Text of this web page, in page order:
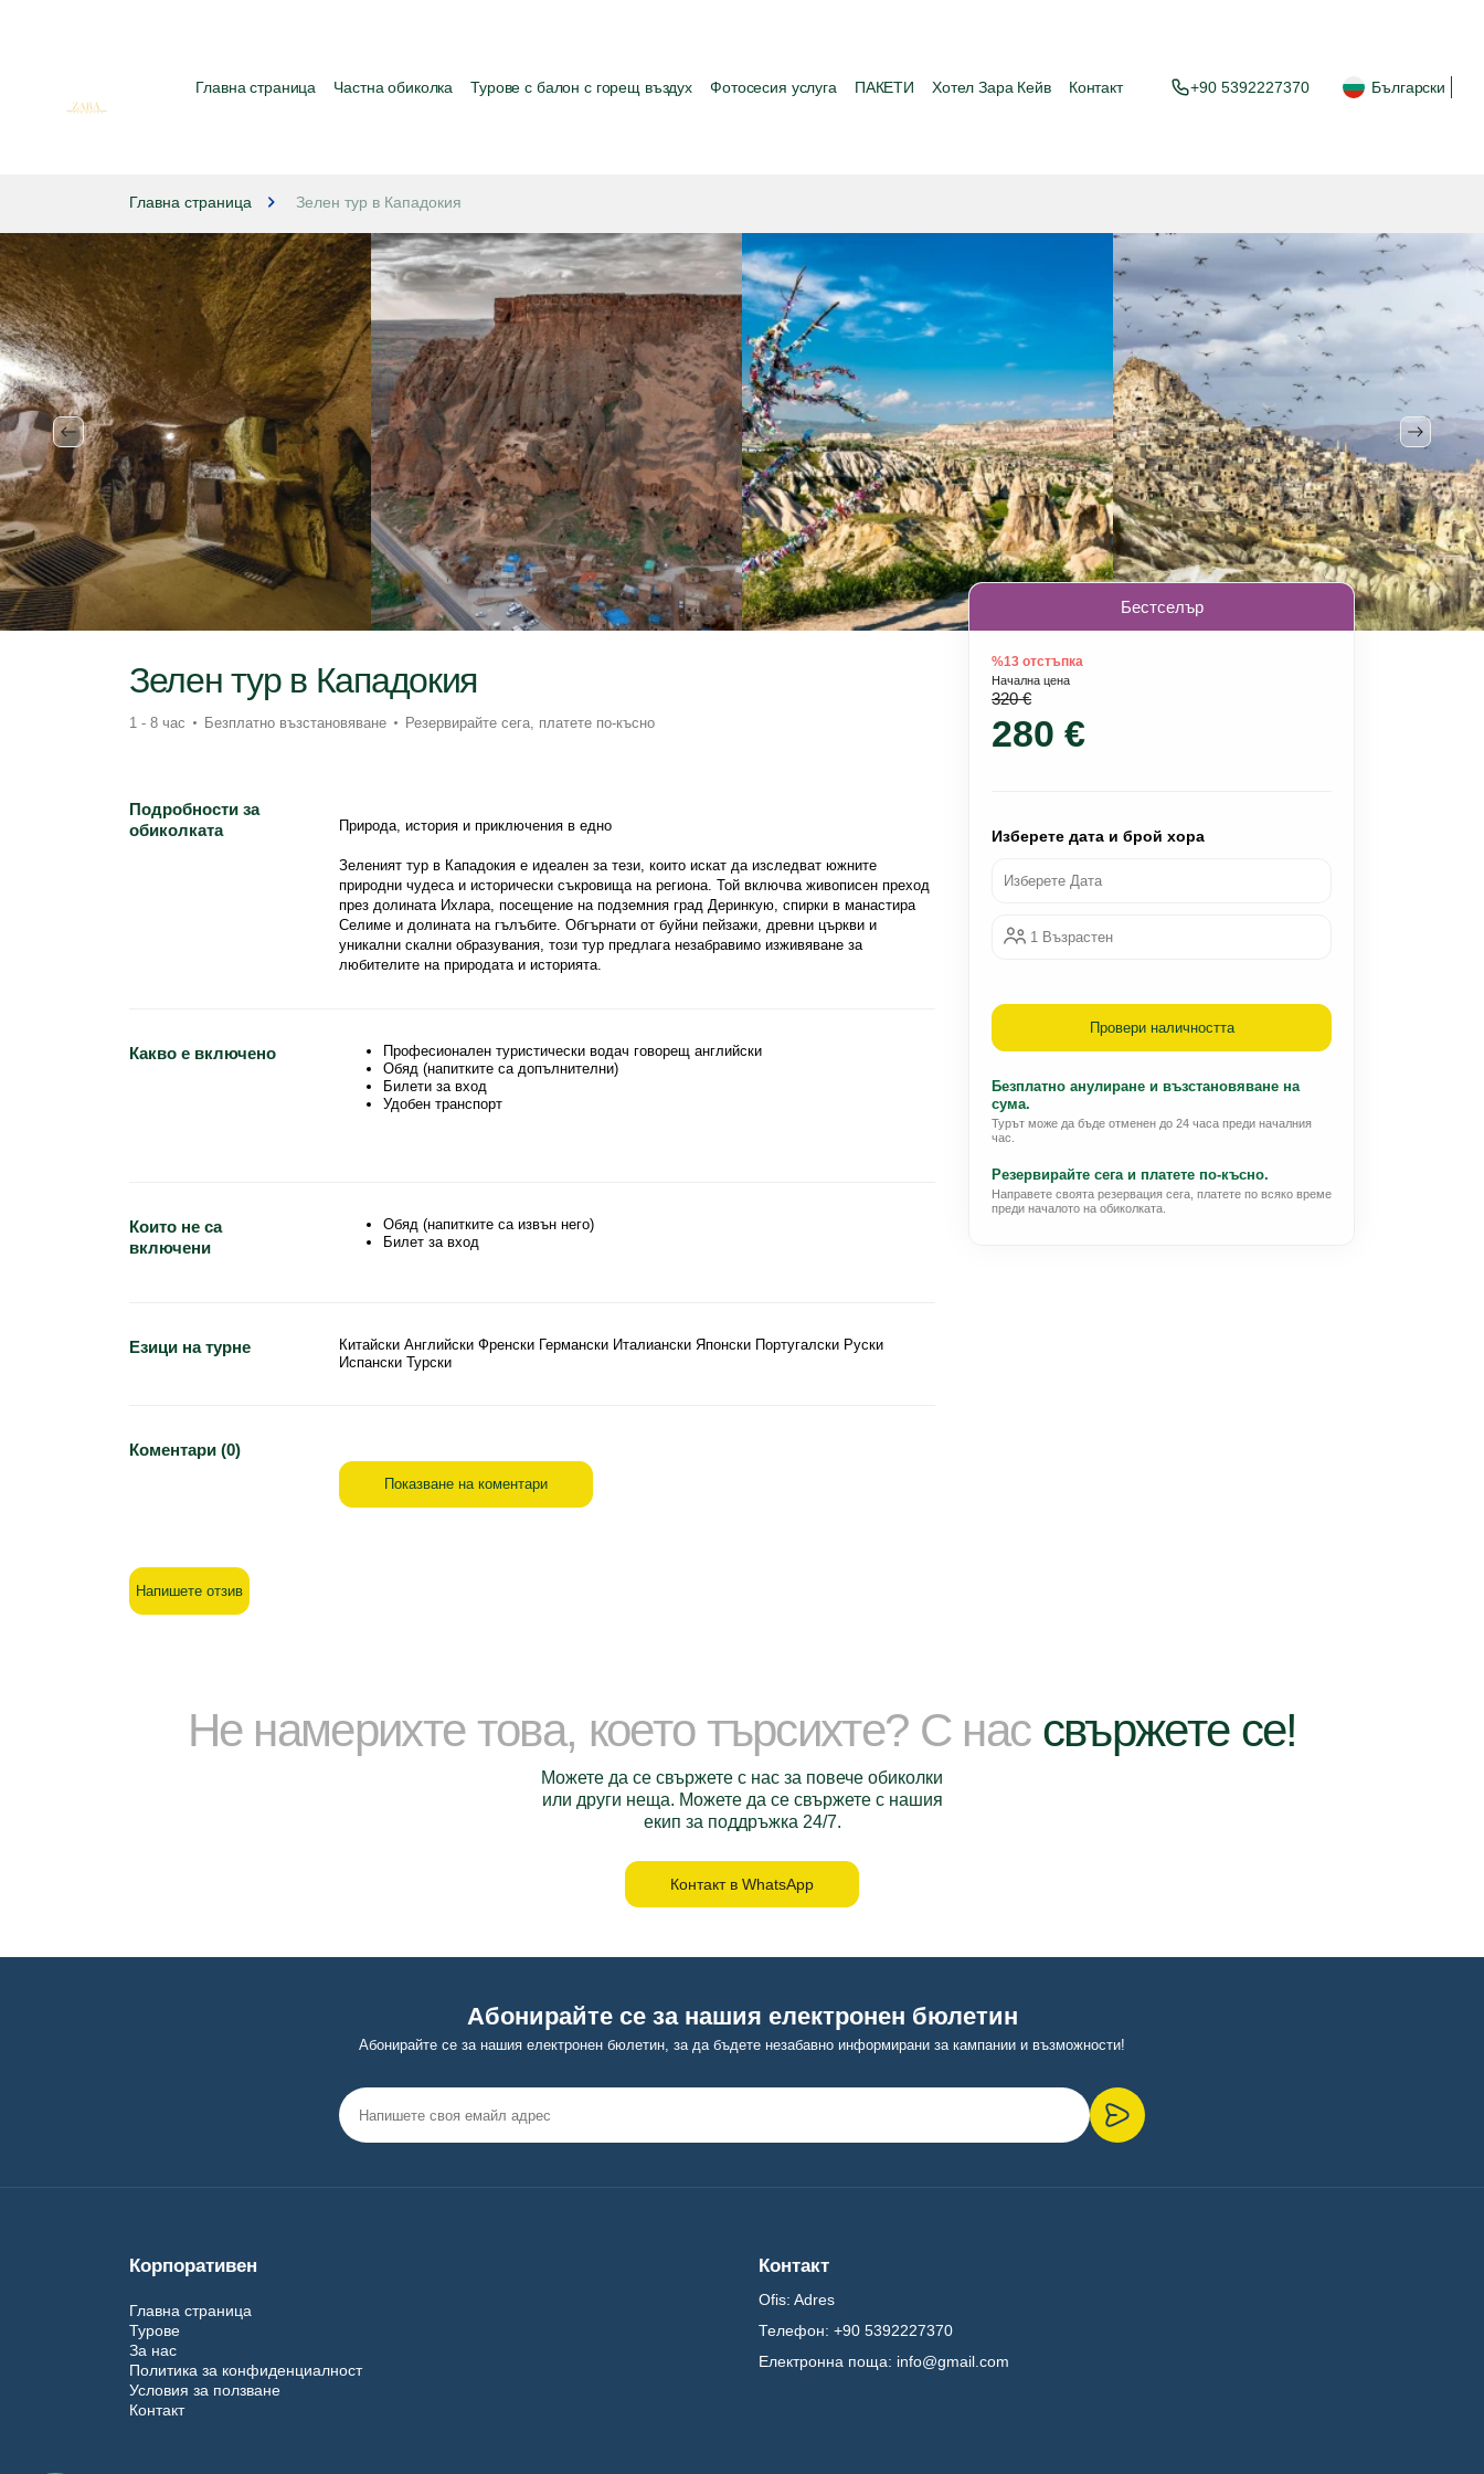
Главна страница Частна обиколка Турове с балон с горещ въздух Фотосесия услуга ПАКЕТИ Хотел Зара Кейв Контакт +90 5392227370 Български
Главна страница Зелен тур в Кападокия
Зелен тур в Кападокия
1 - 8 час Безплатно възстановяване Резервирайте сега, платете по-късно
Подробности за
обиколката
Природа, история и приключения в едно
Зеленият тур в Кападокия е идеален за тези, които искат да изследват южните
природни чудеса и исторически съкровища на региона. Той включва живописен преход
през долината Ихлара, посещение на подземния град Деринкую, спирки в манастира
Селиме и долината на гълъбите. Обгърнати от буйни пейзажи, древни църкви и
уникални скални образувания, този тур предлага незабравимо изживяване за
любителите на природата и историята.
Какво е включено
Професионален туристически водач говорещ английски
Обяд (напитките са допълнителни)
Билети за вход
Удобен транспорт
Които не са
включени
Обяд (напитките са извън него)
Билет за вход
Езици на турне
Китайски Английски Френски Германски Италиански Японски Португалски Руски
Испански Турски
Коментари (0)
Показване на коментари
Напишете отзив
Бестселър
%13 отстъпка
Начална цена
320 €
280 €
Изберете дата и брой хора
Изберете Дата
1 Възрастен
Провери наличността
Безплатно анулиране и възстановяване на
сума.
Турът може да бъде отменен до 24 часа преди началния
час.
Резервирайте сега и платете по-късно.
Направете своята резервация сега, платете по всяко време
преди началото на обиколката.
Не намерихте това, което търсихте? С нас свържете се!
Можете да се свържете с нас за повече обиколки
или други неща. Можете да се свържете с нашия
екип за поддръжка 24/7.
Контакт в WhatsApp
Абонирайте се за нашия електронен бюлетин
Абонирайте се за нашия електронен бюлетин, за да бъдете незабавно информирани за кампании и възможности!
Корпоративен
Главна страница
Турове
За нас
Политика за конфиденциалност
Условия за ползване
Контакт
Контакт
Ofis: Adres
Телефон: +90 5392227370
Електронна поща: info@gmail.com